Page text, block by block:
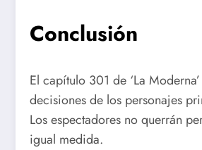
Conclusión
El capítulo 301 de ‘La
decisiones de los personajes
Los espectadores no querrán
igual medida.